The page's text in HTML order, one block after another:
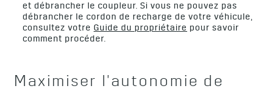
et débrancher le coupleur. Si vous ne pouvez pas
débrancher le cordon de recharge de votre véhicule,
consultez votreGuide du propriétaire pour savoir
comment procéder.
Maximiser l'autonomie de